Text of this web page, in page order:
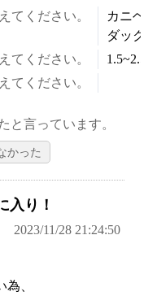
てください。
カニヘ
ダック
てください。
てください。
と言っています。
かった
入り！
2023/11/28 21:24:50
、